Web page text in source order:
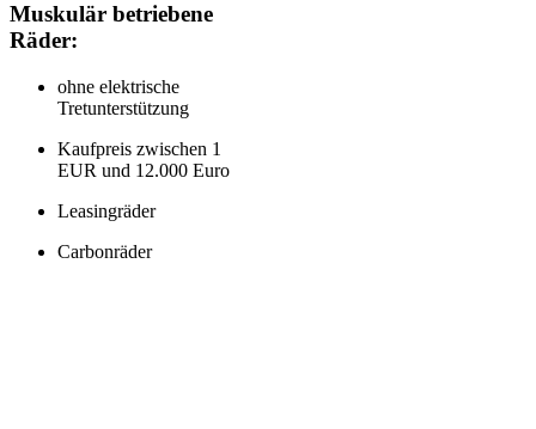
Muskulär betriebene
Räder:
ohne elektrische
Tretunterstützung
Kaufpreis zwischen 1
EUR und 12.000 Euro
Leasingräder
Carbonräder